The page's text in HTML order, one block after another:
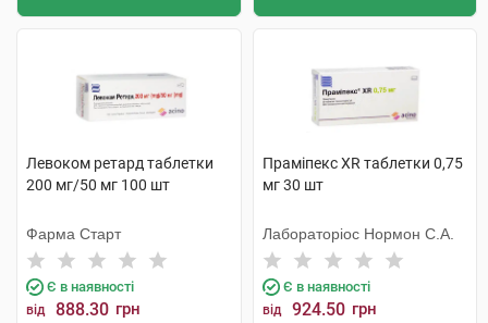
Левоком ретард таблетки
200 мг/50 мг 100 шт
Фарма Старт
Є в наявності
від 888.30 грн
Праміпекс XR таблетки 0,75
мг 30 шт
Лабораторіос Нормон С.А.
Є в наявності
від 924.50 грн